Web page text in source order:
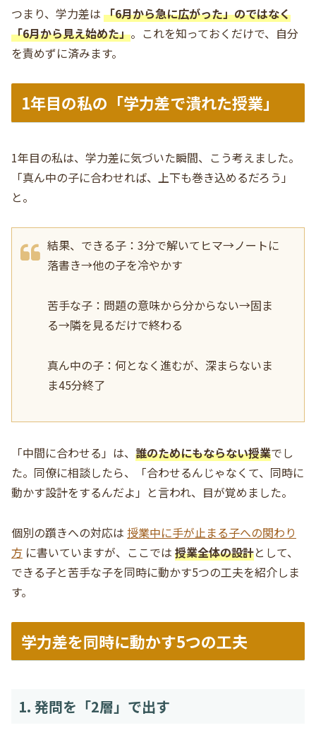
つまり、学力差は 「6月から急に広がった」のではなく
「6月から見え始めた」。これを知っておくだけで、自分
を責めずに済みます。
1年目の私の「学力差で潰れた授業」
1年目の私は、学力差に気づいた瞬間、こう考えました。
「真ん中の子に合わせれば、上下も巻き込めるだろう」
と。
結果、できる子：3分で解いてヒマ→ノートに
落書き→他の子を冷やかす
苦手な子：問題の意味から分からない→固ま
る→隣を見るだけで終わる
真ん中の子：何となく進むが、深まらないま
ま45分終了
「中間に合わせる」は、 誰のためにもならない授業でし
た。同僚に相談したら、「合わせるんじゃなくて、同時に
動かす設計をするんだよ」と言われ、目が覚めました。
個別の躓きへの対応は 授業中に手が止まる子への関わり
方 に書いていますが、ここでは 授業全体の設計として、
できる子と苦手な子を同時に動かす5つの工夫を紹介しま
す。
学力差を同時に動かす5つの工夫
1. 発問を「2層」で出す